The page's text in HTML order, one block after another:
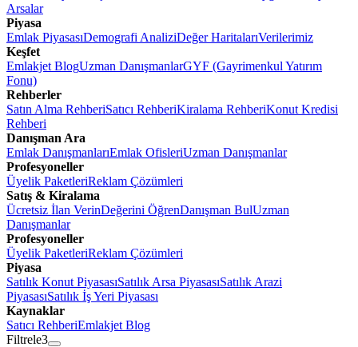
Arsalar
Piyasa
Emlak PiyasasıDemografi AnaliziDeğer HaritalarıVerilerimiz
Keşfet
Emlakjet BlogUzman DanışmanlarGYF (Gayrimenkul Yatırım
Fonu)
Rehberler
Satın Alma RehberiSatıcı RehberiKiralama RehberiKonut Kredisi
Rehberi
Danışman Ara
Emlak DanışmanlarıEmlak OfisleriUzman Danışmanlar
Profesyoneller
Üyelik PaketleriReklam Çözümleri
Satış & Kiralama
Ücretsiz İlan VerinDeğerini ÖğrenDanışman BulUzman
Danışmanlar
Profesyoneller
Üyelik PaketleriReklam Çözümleri
Piyasa
Satılık Konut PiyasasıSatılık Arsa PiyasasıSatılık Arazi
PiyasasıSatılık İş Yeri Piyasası
Kaynaklar
Satıcı RehberiEmlakjet Blog
Filtrele3